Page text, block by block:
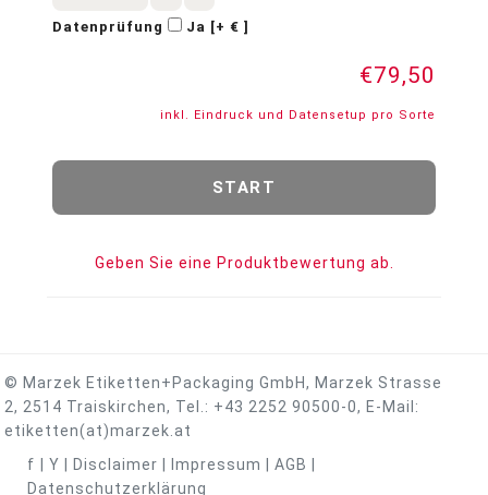
Datenprüfung Ja [+ € ]
€79,50
inkl. Eindruck und Datensetup pro Sorte
Geben Sie eine Produktbewertung ab.
© Marzek Etiketten+Packaging GmbH, Marzek Strasse
2, 2514 Traiskirchen, Tel.: +43 2252 90500-0, E-Mail:
etiketten(at)marzek.at
f
Y Disclaimer Impressum AGB
Datenschutzerklärung